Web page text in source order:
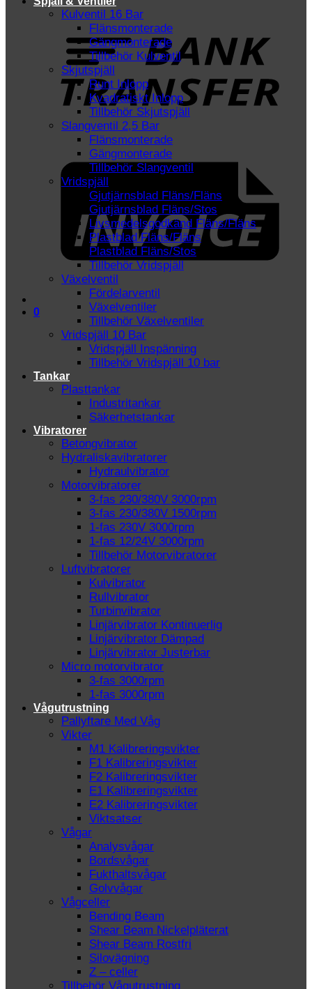
0
Kulventil 16 Bar
Flänsmonterade
Gängmonterade
Tillbehör Kulventil
Skjutspjäll
Runt Inlopp
Kvadratiskt Inlopp
Tillbehör Skjutspjäll
Slangventil 2,5 Bar
Flänsmonterade
Gängmonterade
Tillbehör Slangventil
Vridspjäll
Gjutjärnsblad Fläns/Fläns
Gjutjärnsblad Fläns/Stos
Livsmedelsgodkänd Fläns/Fläns
Plastblad Fläns/Fläns
Plastblad Fläns/Stos
Tillbehör Vridspjäll
Växelventil
Fördelarventil
Växelventiler
Tillbehör Växelventiler
Vridspjäll 10 Bar
Vridspjäll Inspänning
Tillbehör Vridspjäll 10 bar
Tankar
Plasttankar
Industritankar
Säkerhetstankar
Vibratorer
Betongvibrator
Hydraliskavibratorer
Hydraulvibrator
Motorvibratorer
3-fas 230/380V 3000rpm
3-fas 230/380V 1500rpm
1-fas 230V 3000rpm
1-fas 12/24V 3000rpm
Tillbehör Motorvibratorer
Luftvibratorer
Kulvibrator
Rullvibrator
Turbinvibrator
Linjärvibrator Kontinuerlig
Linjärvibrator Dämpad
Linjärvibrator Justerbar
Micro motorvibrator
3-fas 3000rpm
1-fas 3000rpm
Vågutrustning
Pallyftare Med Våg
Vikter
M1 Kalibreringsvikter
F1 Kalibreringsvikter
F2 Kalibreringsvikter
E1 Kalibreringsvikter
E2 Kalibreringsvikter
Viktsatser
Vågar
Analysvågar
Bordsvågar
Fukthaltsvågar
Golvvågar
Vågceller
Bending Beam
Shear Beam Nickelpläterat
Shear Beam Rostfri
Silovägning
Z – celler
Tillbehör Vågutrustning